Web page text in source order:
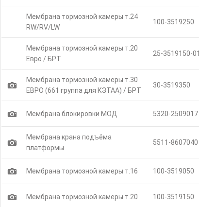
Мембрана тормозной камеры т.24
RW/RV/LW
100-3519250
Мембрана тормозной камеры т.20
Евро / БРТ
25-3519150-01
1
Мембрана тормозной камеры т.30
ЕВРО (661 группа для КЗТАА) / БРТ
30-3519350
1 Мембрана блокировки МОД 5320-2509017
1
Мембрана крана подъёма
платформы
5511-8607040
1 Мембрана тормозной камеры т.16 100-3519050
1 Мембрана тормозной камеры т.20 100-3519150